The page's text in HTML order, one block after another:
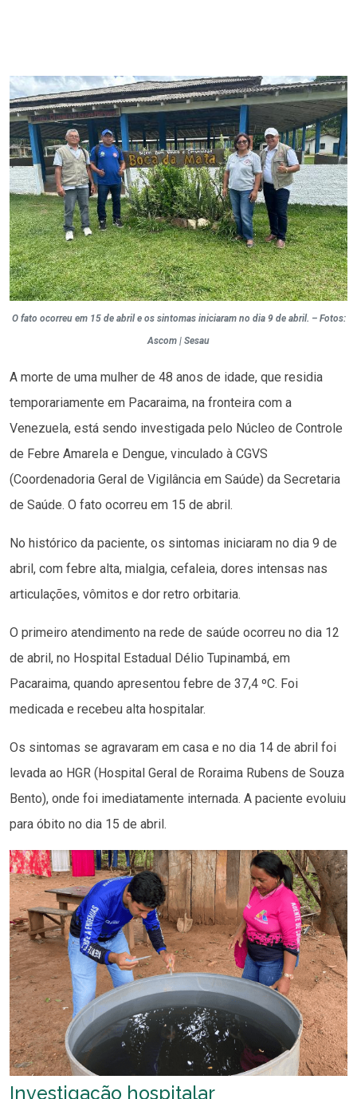
O fato ocorreu em 15 de abril e os sintomas iniciaram no dia 9 de abril. – Fotos:
Ascom | Sesau
A morte de uma mulher de 48 anos de idade, que residia
temporariamente em Pacaraima, na fronteira com a
Venezuela, está sendo investigada pelo Núcleo de Controle
de Febre Amarela e Dengue, vinculado à CGVS
(Coordenadoria Geral de Vigilância em Saúde) da Secretaria
de Saúde. O fato ocorreu em 15 de abril.
No histórico da paciente, os sintomas iniciaram no dia 9 de
abril, com febre alta, mialgia, cefaleia, dores intensas nas
articulações, vômitos e dor retro orbitaria.
O primeiro atendimento na rede de saúde ocorreu no dia 12
de abril, no Hospital Estadual Délio Tupinambá, em
Pacaraima, quando apresentou febre de 37,4 ºC. Foi
medicada e recebeu alta hospitalar.
Os sintomas se agravaram em casa e no dia 14 de abril foi
levada ao HGR (Hospital Geral de Roraima Rubens de Souza
Bento), onde foi imediatamente internada. A paciente evoluiu
para óbito no dia 15 de abril.
Investigação hospitalar